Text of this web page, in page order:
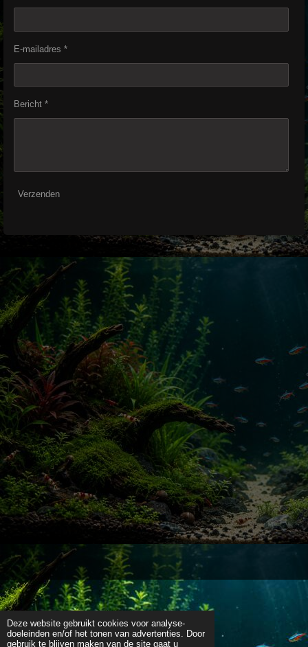
Deze website gebruikt cookies voor analyse-
doeleinden en/of het tonen van advertenties. Door
gebruik te blijven maken van de site gaat u
E-mailadres *
Bericht *
Verzenden